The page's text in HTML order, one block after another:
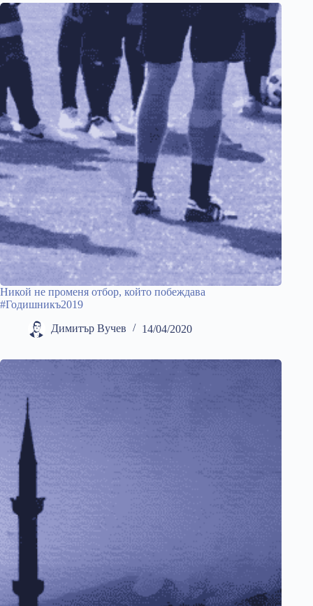
Никой не променя отбор, който побеждава
#Годишникъ2019
Димитър Вучев 14/04/2020